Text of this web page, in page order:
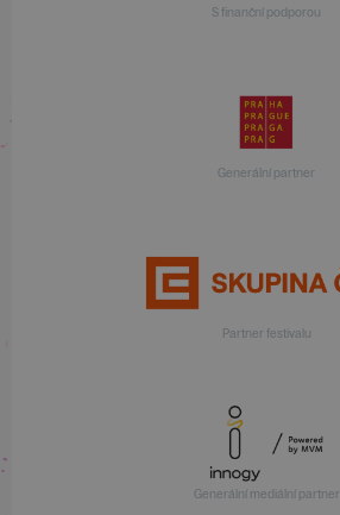
S finanční podporou
Generální partner
Partner festivalu
Generální mediální partner